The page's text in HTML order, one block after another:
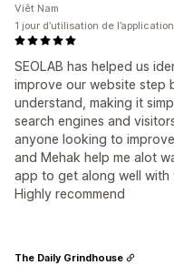
SEOLAB has helped us
improve our website step
understand, making it
search engines and
anyone looking to
and Mehak help me alot
app to get along well with
Highly recommend
Viêt Nam
1 jour d’utilisation de l’application
The Daily Grindhouse